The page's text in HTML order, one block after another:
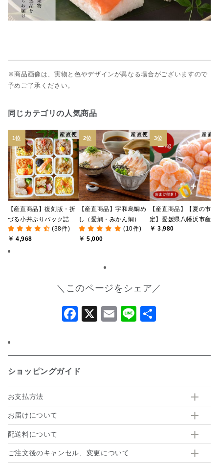
※商品画像は、実物と色やデザインが異なる場合がございますので
予めご了承ください。
同じカテゴリの人気商品
【産直商品】復刻版・折
づる小丼ぶりパック詰合
せ【送料込み/北海道・九
州・沖縄送料別途】【オ
ンライン限定】
(38件)
￥ 4,968
【産直商品】宇和島鯛め
し（愛鯛・みかん鯛）食
べ比べセット【愛媛の郷
土料理】【送料込み/北海
(10件)
￥ 5,000
【産直商品】【夏の市限
定】愛媛県八幡浜市産 皮
なし冷凍みかん 1kg ＋
￥ 3,980
＼このページをシェア／
Facebook
X Email
Line
ショッピングガイド
お支払方法
お届けについて
配送料について
ご注文後のキャンセル、変更について